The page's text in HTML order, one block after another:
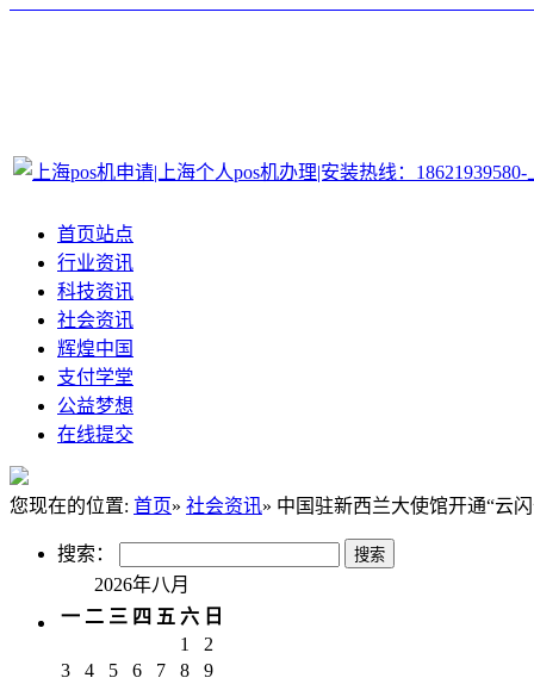
首页站点
行业资讯
科技资讯
社会资讯
辉煌中国
支付学堂
公益梦想
在线提交
您现在的位置: 首页» 社会资讯» 中国驻新西兰大使馆开通“云
搜索：
2026年八月
一 二 三 四 五 六 日
1
2
3
4 5 6 7 8
9